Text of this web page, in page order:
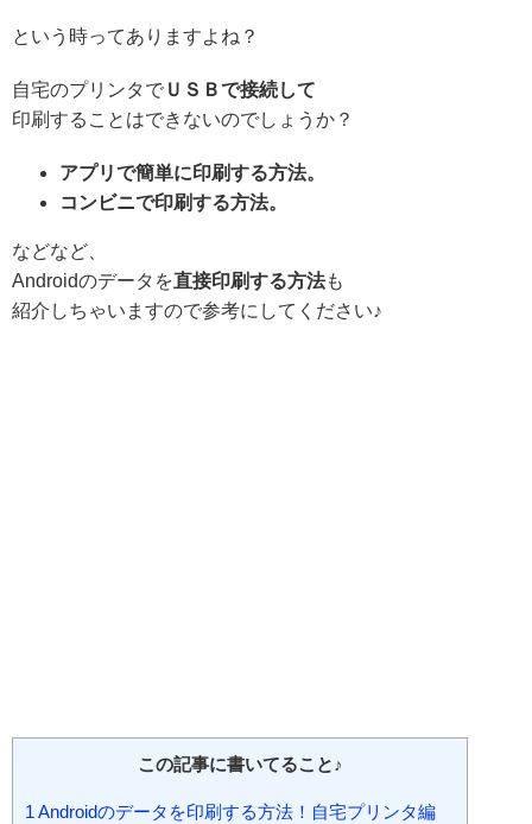
という時ってありますよね？
自宅のプリンタで ＵＳＢで接続して
印刷することはできないのでしょうか？
アプリで簡単に印刷する方法。
コンビニで印刷する方法。
などなど、
Androidのデータを直接印刷する方法も
紹介しちゃいますので参考にして ください♪
この記事に書いてること♪
1 Androidのデータを印刷する方法！自宅プリンタ編